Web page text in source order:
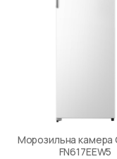
Морозильна камера
FN617EEW5